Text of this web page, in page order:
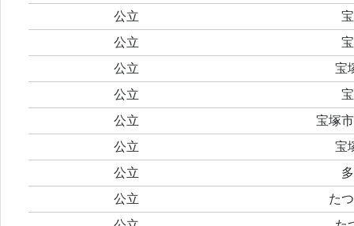
公立
公立
公立
宝
公立
公立
宝塚
公立
宝
公立
公立
た